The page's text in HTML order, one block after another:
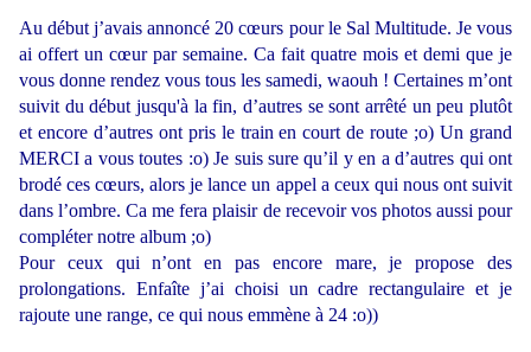
Au début j’avais annoncé 20 cœurs pour le Sal Multitude. Je vous
ai offert un cœur par semaine. Ca fait quatre mois et demi que je
vous donne rendez vous tous les samedi, waouh ! Certaines m’ont
suivit du début jusqu'à la fin, d’autres se sont arrêté un peu plutôt
et encore d’autres ont pris le train en court de route ;o) Un grand
MERCI a vous toutes :o) Je suis sure qu’il y en a d’autres qui ont
brodé ces cœurs, alors je lance un appel a ceux qui nous ont suivit
dans l’ombre. Ca me fera plaisir de recevoir vos photos aussi pour
compléter notre album ;o)
Pour ceux qui n’ont en pas encore mare, je propose des
prolongations. Enfaîte j’ai choisi un cadre rectangulaire et je
rajoute une range, ce qui nous emmène à 24 :o))